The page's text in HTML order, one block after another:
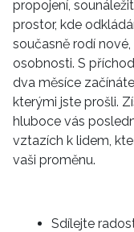
propojení,
prostor, kde
současně rodí
osobnosti. S
dva měsíce
kterými jste prošli.
hluboce vás
vztazích k lidem,
vaši proměnu.
Sdílejte